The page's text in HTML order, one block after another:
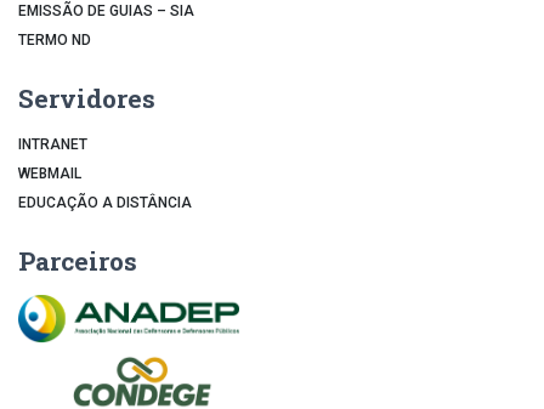
EMISSÃO DE GUIAS – SIA
TERMO ND
Servidores
INTRANET
WEBMAIL
EDUCAÇÃO A DISTÂNCIA
Parceiros